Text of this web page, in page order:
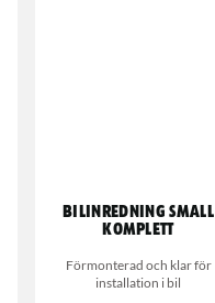
Bilinredning small
komplett
Förmonterad och klar för
installation i bil